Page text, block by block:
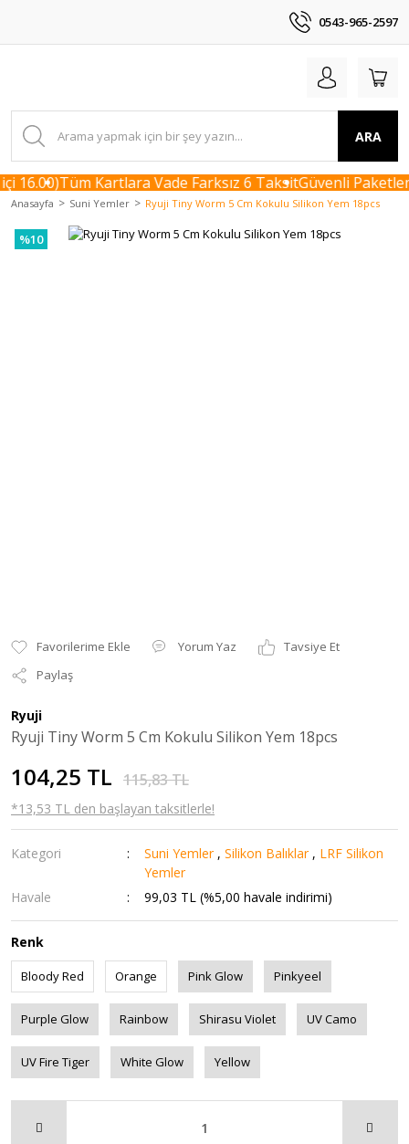
0543-965-2597
ARA
16.00)Tüm Kartlara Vade Farksız 6 TaksitGüvenli
Anasayfa Suni Yemler Ryuji Tiny Worm 5 Cm Kokulu Silikon Yem 18pcs
%10
Yorum Yaz
Tavsiye Et
Paylaş
Ryuji
Ryuji Tiny Worm 5 Cm Kokulu Silikon Yem 18pcs
104,25 TL 115,83 TL
*13,53 TL den başlayan taksitlerle!
Kategori Suni Yemler ,Silikon Balıklar , LRF Silikon
Yemler
Havale
99,03 TL (%5,00 havale indirimi)
Renk
Bloody Red Orange Pink Glow Pinkyeel
Purple Glow Rainbow Shirasu Violet UV Camo
UV Fire Tiger White Glow Yellow